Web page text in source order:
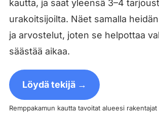
kautta, ja saat yleensä 3–4
urakoitsijoilta. Näet samalla
ja arvostelut, joten se helpottaa
säästää aikaa.
Löydä tekijä →
Remppakamun kautta tavoitat alueesi